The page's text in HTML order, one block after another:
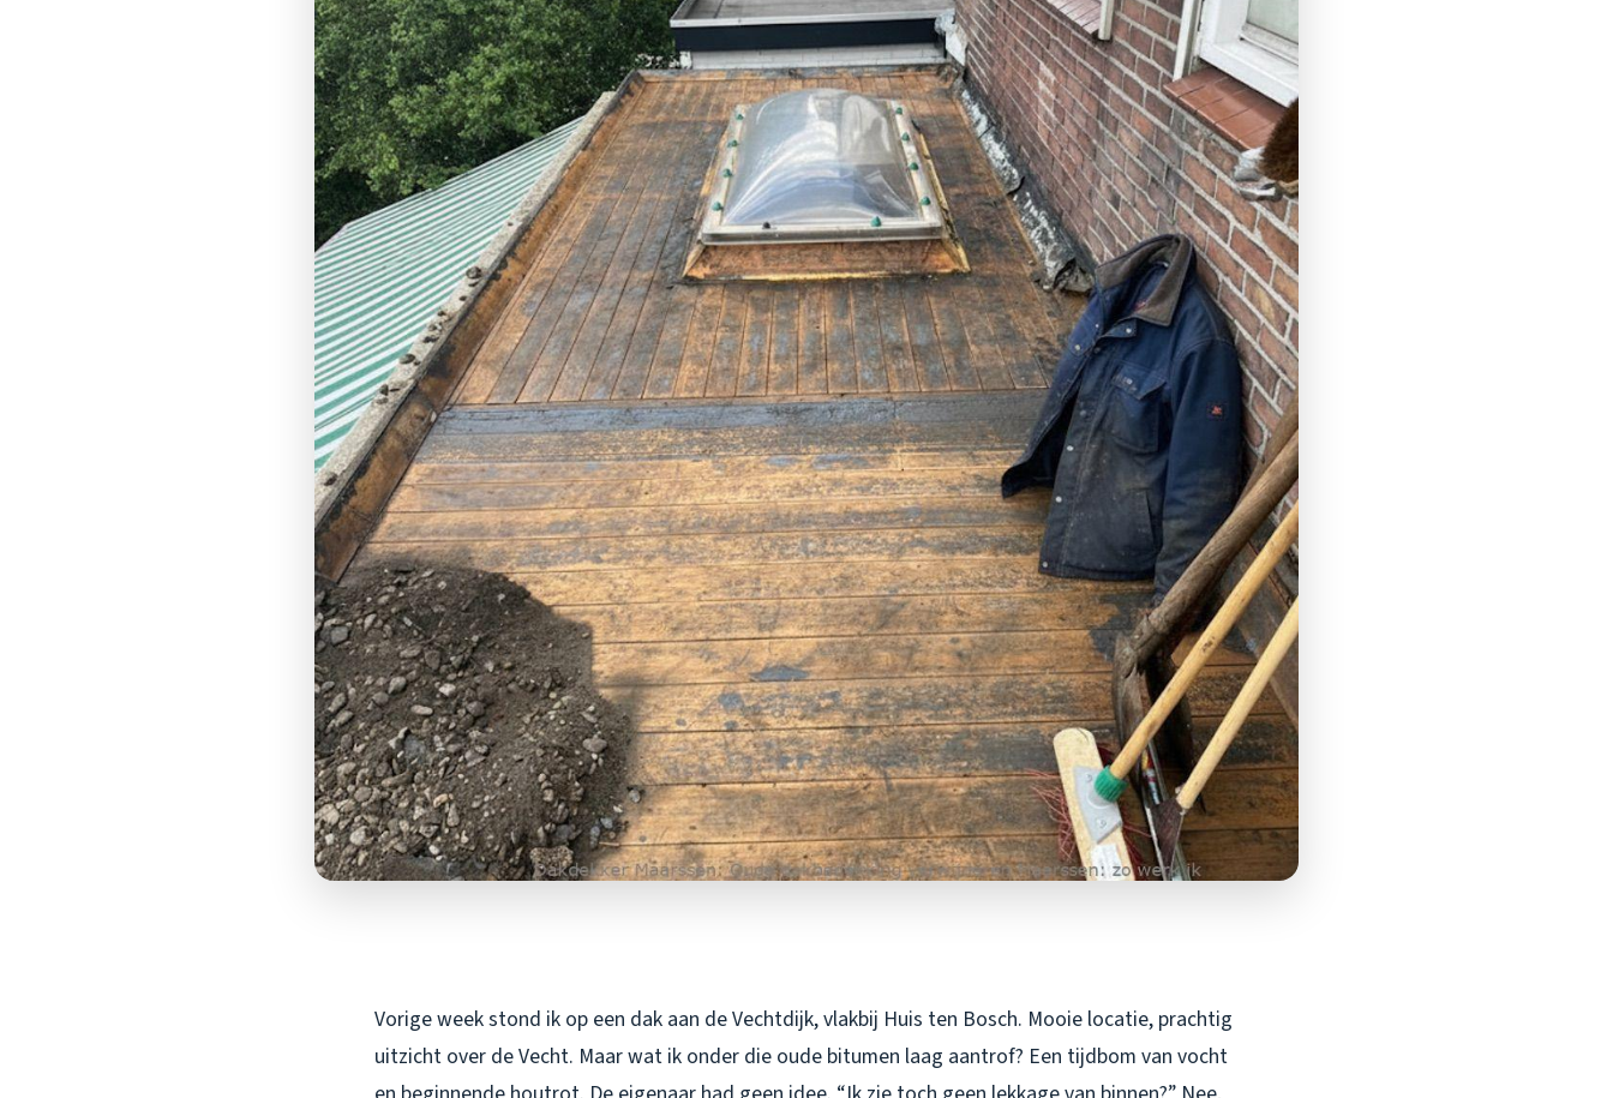
Vorige week stond ik op een dak aan de Vechtdijk, vlakbij Huis ten Bosch. Mooie locatie, prachtig
uitzicht over de Vecht. Maar wat ik onder die oude bitumen laag aantrof? Een tijdbom van vocht